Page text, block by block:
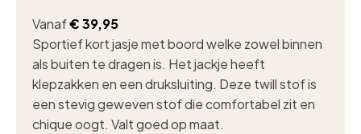
Vanaf€39,95
Sportief kort jasje met boord welke zowel binnen
als buiten te dragen is. Het jackje heeft
klepzakken en een druksluiting. Deze twill stof is
een stevig geweven stof die comfortabel zit en
chique oogt. Valt goed op maat.